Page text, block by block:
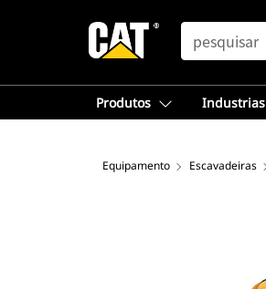
SEARCH
Produtos Industrias
Equipamento Escavadeiras